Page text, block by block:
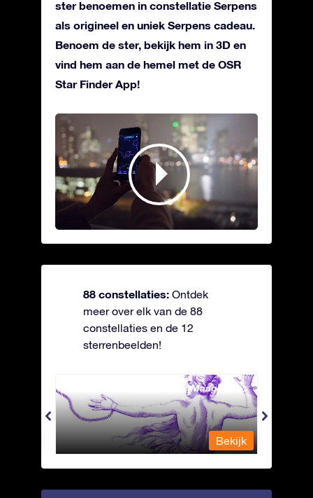
ster benoemen in constellatie Serpens
als origineel en uniek Serpens cadeau.
Benoem de ster, bekijk hem in 3D en
vind hem aan de hemel met de OSR
Star Finder App!
88 constellaties: Ontdek
meer over elk van de 88
constellaties en de 12
sterrenbeelden!
Andromeda - Geketende Maagd
Bekijk